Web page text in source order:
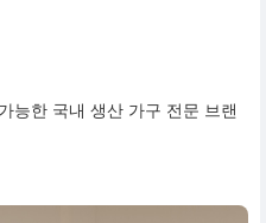
능한 국내 생산 가구 전문 브랜